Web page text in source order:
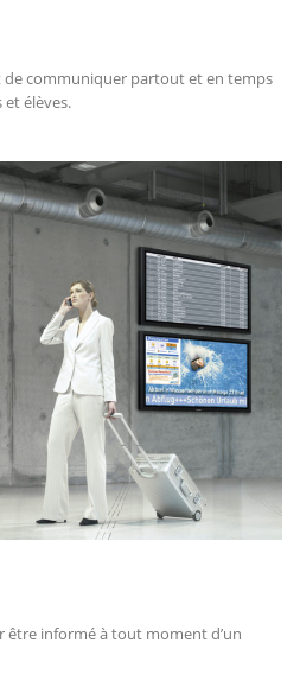
de communiquer partout et en temps
élèves.
être informé à tout moment d’un